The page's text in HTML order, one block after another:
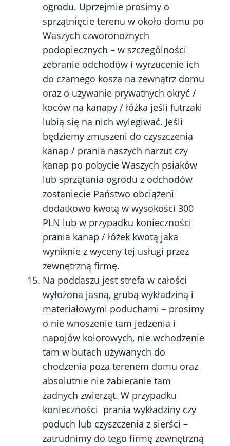
ogrodu. Uprzejmie prosimy o
sprzątnięcie terenu w około domu po
Waszych czworonożnych
podopiecznych – w szczególności
zebranie odchodów i wyrzucenie ich
do czarnego kosza na zewnątrz domu
oraz o używanie prywatnych okryć /
koców na kanapy / łóżka jeśli futrzaki
lubią się na nich wylegiwać. Jeśli
będziemy zmuszeni do czyszczenia
kanap / prania naszych narzut czy
kanap po pobycie Waszych psiaków
lub sprzątania ogrodu z odchodów
zostaniecie Państwo obciążeni
dodatkowo kwotą w wysokości 300
PLN lub w przypadku konieczności
prania kanap / łóżek kwotą jaka
wyniknie z wyceny tej usługi przez
zewnętrzną firmę.
Na poddaszu jest strefa w całości
wyłożona jasną, grubą wykładziną i
materiałowymi poduchami – prosimy
o nie wnoszenie tam jedzenia i
napojów kolorowych, nie wchodzenie
tam w butach używanych do
chodzenia poza terenem domu oraz
absolutnie nie zabieranie tam
żadnych zwierząt. W przypadku
konieczności prania wykładziny czy
poduch lub czyszczenia z sierści –
zatrudnimy do tego firmę zewnętrzną